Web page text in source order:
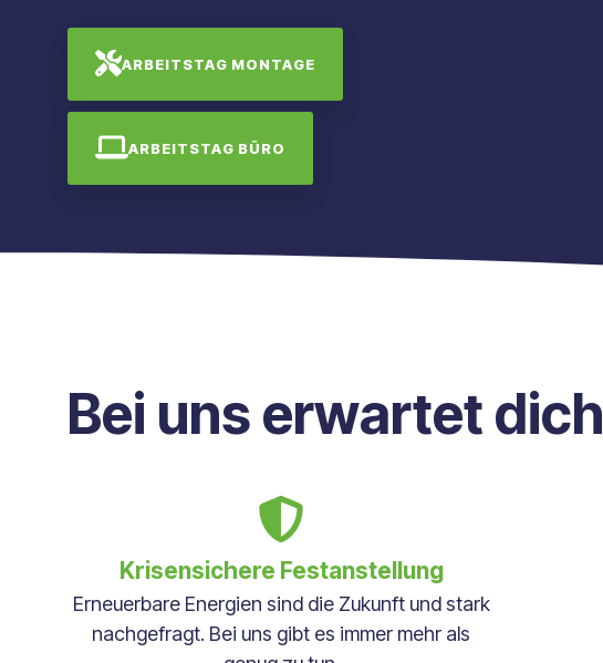
ARBEITSTAG MONTAGE
ARBEITSTAG BÜRO
Bei uns erwartet dich
Krisensichere Festanstellung
Erneuerbare Energien sind die Zukunft und stark
nachgefragt. Bei uns gibt es immer mehr als